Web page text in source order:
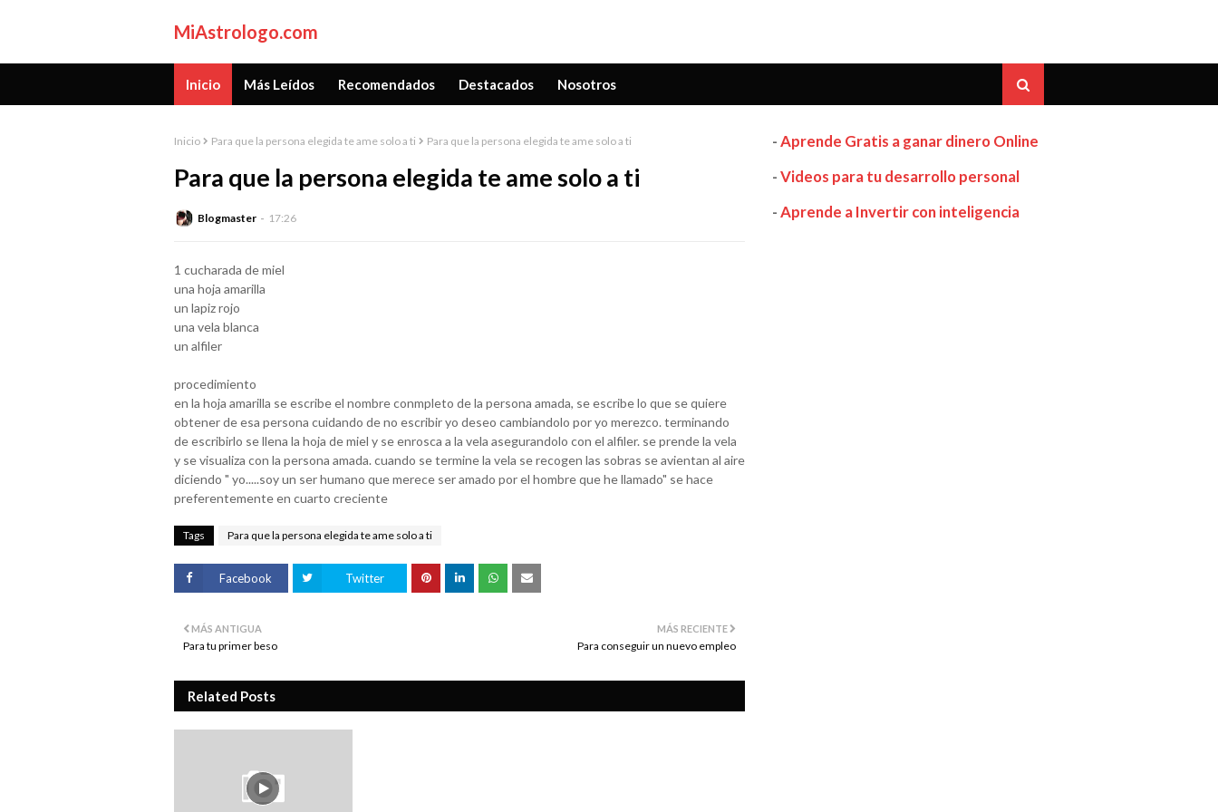
MiAstrologo.com
Inicio Más Leídos Recomendados Destacados Nosotros
Inicio Para que la persona elegida te ame solo a ti Para que la persona elegida te ame solo a ti
Para que la persona elegida te ame solo a ti
Blogmaster 17:26
1 cucharada de miel
una hoja amarilla
un lapiz rojo
una vela blanca
un alfiler
procedimiento
en la hoja amarilla se escribe el nombre conmpleto de la persona amada, se escribe lo que se quiere
obtener de esa persona cuidando de no escribir yo deseo cambiandolo por yo merezco. terminando
de escribirlo se llena la hoja de miel y se enrosca a la vela asegurandolo con el alfiler. se prende la vela
y se visualiza con la persona amada. cuando se termine la vela se recogen las sobras se avientan al aire
diciendo " yo.....soy un ser humano que merece ser amado por el hombre que he llamado" se hace
preferentemente en cuarto creciente
Tags Para que la persona elegida te ame solo a ti
Facebook Twitter
MÁS RECIENTE
Para conseguir un nuevo empleo
MÁS ANTIGUA
Para tu primer beso
Related Posts
-Aprende Gratis a ganar dinero Online
-Videos para tu desarrollo personal
-Aprende a Invertir con inteligencia